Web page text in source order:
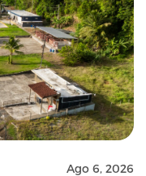
Ago 6, 2026